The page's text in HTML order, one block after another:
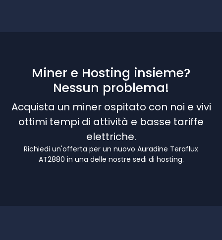
Miner e Hosting insieme?
Nessun problema!
Acquista un miner ospitato con noi e vivi
ottimi tempi di attività e basse tariffe
elettriche.
Richiedi un'offerta per un nuovo Auradine Teraflux
AT2880 in una delle nostre sedi di hosting.